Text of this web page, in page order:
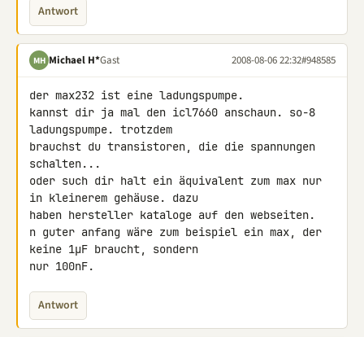
Antwort
MH Michael H*Gast 2008-08-06 22:32#948585
der max232 ist eine ladungspumpe.
kannst dir ja mal den icl7660 anschaun. so-8
ladungspumpe. trotzdem
brauchst du transistoren, die die spannungen
schalten...
oder such dir halt ein äquivalent zum max nur
in kleinerem gehäuse. dazu
haben hersteller kataloge auf den webseiten.
n guter anfang wäre zum beispiel ein max, der
keine 1µF braucht, sondern
nur 100nF.
Antwort